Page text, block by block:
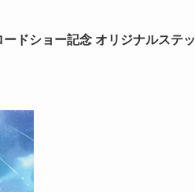
ードショー記念 オリジナルステッ